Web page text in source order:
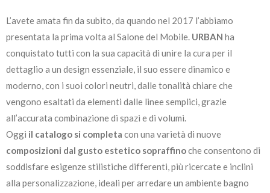
L’avete amata fin da subito, da quando nel 2017 l’abbiamo
presentata la prima volta al Salone del Mobile. URBAN ha
conquistato tutti con la sua capacità di unire la cura per il
dettaglio a un design essenziale, il suo essere dinamico e
moderno, con i suoi colori neutri, dalle tonalità chiare che
vengono esaltati da elementi dalle linee semplici, grazie
all’accurata combinazione di spazi e di volumi.
Oggi il catalogo si completa con una varietà di nuove
composizioni dal gusto estetico sopraffinoche consentono di
soddisfare esigenze stilistiche differenti, più ricercate e inclini
alla personalizzazione, ideali per arredare un ambiente bagno